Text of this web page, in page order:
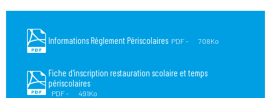
Informations Réglement Périscolaires PDF 708Ko
Fiche d'inscription restauration scolaire et temps
périscolaires
PDF 491Ko